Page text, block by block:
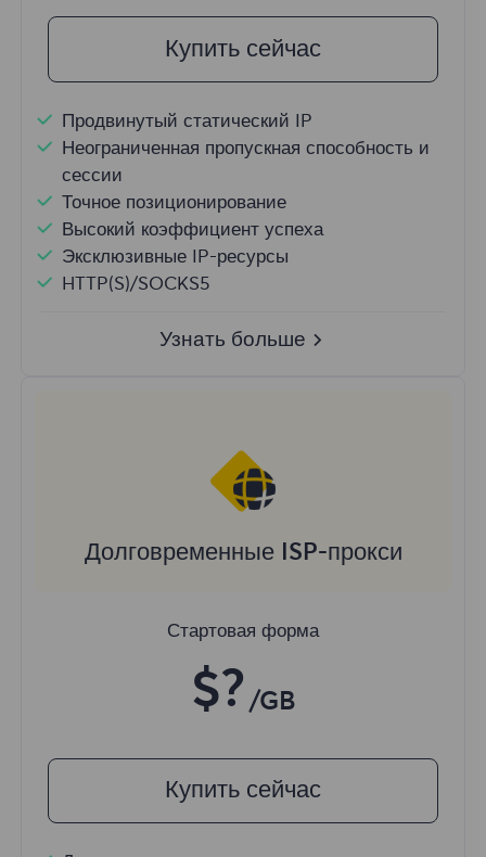
Купить сейчас
Продвинутый статический IP
Неограниченная пропускная способность и
сессии
Точное позиционирование
Высокий коэффициент успеха
Эксклюзивные IP-ресурсы
HTTP(S)/SOCKS5
Узнать больше
Долговременные ISP-прокси
Стартовая форма
$? /GB
Купить сейчас